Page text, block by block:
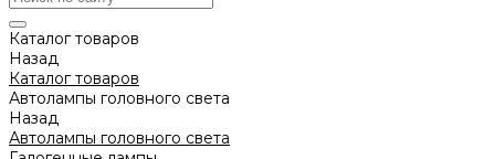
Каталог товаров
Назад
Каталог товаров
Автолампы головного света
Назад
Автолампы головного света